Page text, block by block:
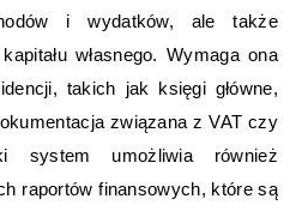
i wydatków, ale także
własnego. Wymaga ona
takich jak księgi główne,
związana z VAT czy
system umożliwia również
raportów finansowych, które są